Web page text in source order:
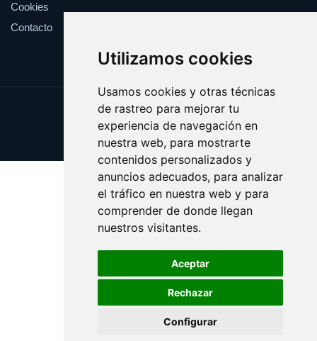
Utilizamos cookies
Usamos cookies y otras técnicas
de rastreo para mejorar tu
experiencia de navegación en
nuestra web, para mostrarte
contenidos personalizados y
anuncios adecuados, para analizar
el tráfico en nuestra web y para
comprender de donde llegan
nuestros visitantes.
Aceptar
Rechazar
Configurar
Cookies
Contacto
Update cookies preferences
Copyright © 2025 pegar.es